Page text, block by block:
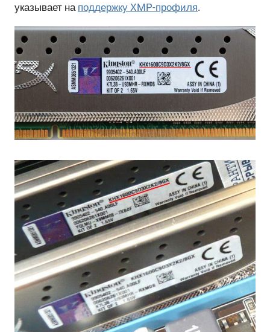
указывает на поддержку XMP-профиля.